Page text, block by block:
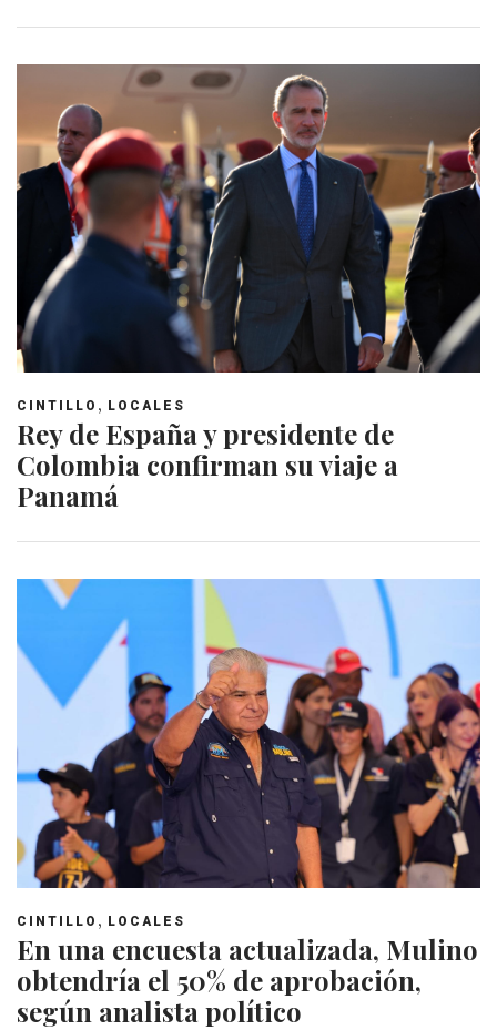
CINTILLO , LOCALES
Rey de España y presidente de
Colombia confirman su viaje a
Panamá
CINTILLO , LOCALES
En una encuesta actualizada, Mulino
obtendría el 50% de aprobación,
según analista político